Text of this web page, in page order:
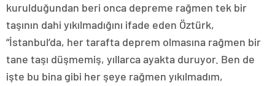
kurulduğundan beri onca depreme rağmen tek bir
taşının dahi yıkılmadığını ifade eden Öztürk,
“İstanbul’da, her tarafta deprem olmasına rağmen bir
tane taşı düşmemiş, yıllarca ayakta duruyor. Ben de
işte bu bina gibi her şeye rağmen yıkılmadım,